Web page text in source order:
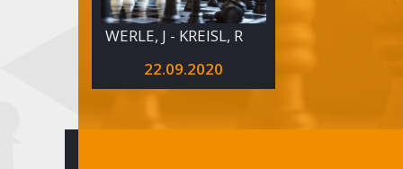
WERLE, J - KREISL, R
22.09.2020